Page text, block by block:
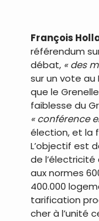
François
référendum
débat, « des
sur un vote au
que le
faiblesse du
« conférence
élection, et la
L’objectif est
de
aux normes
400.000
tarification
cher à l’unité